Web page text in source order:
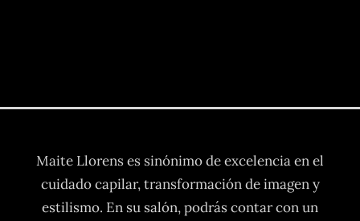
Maite Llorens es sinónimo de excelencia en el
cuidado capilar, transformación de imagen y
estilismo. En su salón, podrás contar con un